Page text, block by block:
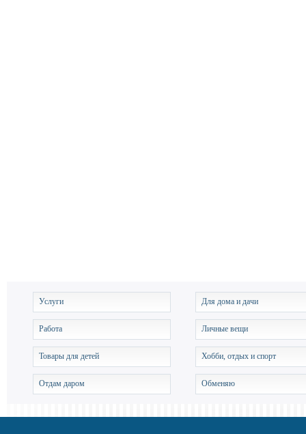
Услуги Для дома и дачи
Работа Личные вещи
Товары для детей Хобби, отдых и спорт
Отдам даром Обменяю